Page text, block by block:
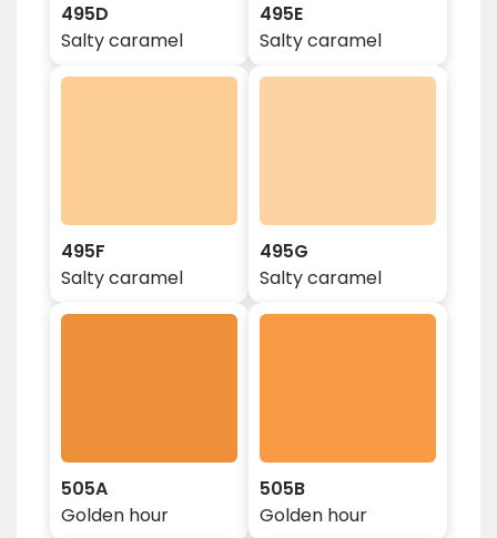
495D
Salty caramel
495E
Salty caramel
495F
Salty caramel
495G
Salty caramel
505A
Golden hour
505B
Golden hour